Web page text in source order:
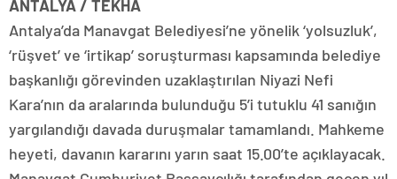
ANTALYA / TEKHA
Antalya’da Manavgat Belediyesi’ne yönelik ‘yolsuzluk’,
‘rüşvet’ ve ‘irtikap’ soruşturması kapsamında belediye
başkanlığı görevinden uzaklaştırılan Niyazi Nefi
Kara’nın da aralarında bulunduğu 5’i tutuklu 41 sanığın
yargılandığı davada duruşmalar tamamlandı. Mahkeme
heyeti, davanın kararını yarın saat 15.00’te açıklayacak.